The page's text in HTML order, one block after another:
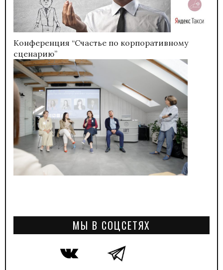
Конференция “Счастье по корпоративному
сценарию”
МЫ В СОЦСЕТЯХ